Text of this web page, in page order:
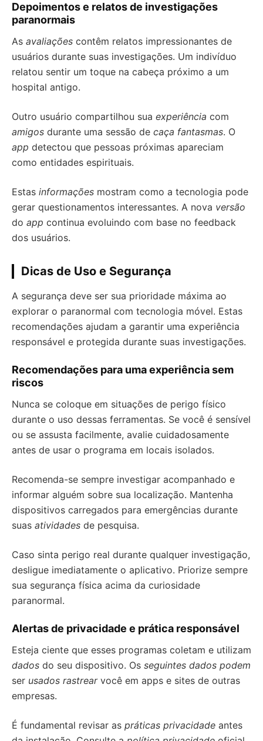
Depoimentos e relatos de investigações
paranormais
As avaliações contêm relatos impressionantes de
usuários durante suas investigações. Um indivíduo
relatou sentir um toque na cabeça próximo a um
hospital antigo.
Outro usuário compartilhou sua experiência com
amigos durante uma sessão de caça fantasmas. O
app detectou que pessoas próximas apareciam
como entidades espirituais.
Estas informações mostram como a tecnologia pode
gerar questionamentos interessantes. A nova versão
do app continua evoluindo com base no feedback
dos usuários.
Dicas de Uso e Segurança
A segurança deve ser sua prioridade máxima ao
explorar o paranormal com tecnologia móvel. Estas
recomendações ajudam a garantir uma experiência
responsável e protegida durante suas investigações.
Recomendações para uma experiência sem
riscos
Nunca se coloque em situações de perigo físico
durante o uso dessas ferramentas. Se você é sensível
ou se assusta facilmente, avalie cuidadosamente
antes de usar o programa em locais isolados.
Recomenda-se sempre investigar acompanhado e
informar alguém sobre sua localização. Mantenha
dispositivos carregados para emergências durante
suas atividades de pesquisa.
Caso sinta perigo real durante qualquer investigação,
desligue imediatamente o aplicativo. Priorize sempre
sua segurança física acima da curiosidade
paranormal.
Alertas de privacidade e prática responsável
Esteja ciente que esses programas coletam e utilizam
dados do seu dispositivo. Os seguintes dados podem
ser usados rastrearvocê em apps e sites de outras
empresas.
É fundamental revisar as práticas privacidade antes